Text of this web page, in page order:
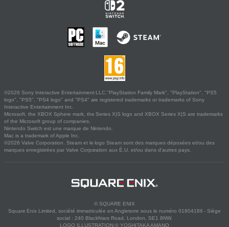
©2026 Sony Interactive Entertainment LLC."PlayStation Family Mark", "PlayStation", "PS5
logo", "PS5", "PS4 logo" and "PS4" are registered trademarks or trademarks of Sony
Interactive Entertainment Inc.
Microsoft, the XBOX Sphere mark, the Series X|S logo and XBOX Series X|S are trademarks
of the Microsoft group of companies.
Nintendo Switch est une marque de Nintendo.
Mac is a trademark of Apple Inc.
©2026 Valve Corporation. Steam et le logo Steam sont des marques déposées et/ou des
marques enregistrées par Valve Corporation aux É.U. et/ou dans d'autres pays.
© SQUARE ENIX
Square Enix Limited, société immatriculée en Angleterre sous le numéro 01804186 - Siège
social : 240 Blackfriars Road, London, SE1 8NW.
LOGO ILLUSTRATION:© YOSHITAKA AMANO